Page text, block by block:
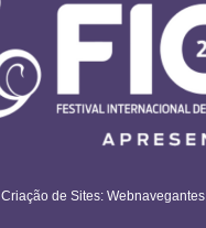
Criação de Sites: Webnavegantes